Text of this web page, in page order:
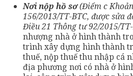
Nơi nộp hồ sơ(Điểm c
156/2013/TT-BTC, được sửa
Điều 21 Thông tư 92/2015/
nhượng nhà ở hình thành
trình xây dựng hình thành
thuế, nộp thuế thu nhập cá
địa phương nơi có nhà ở